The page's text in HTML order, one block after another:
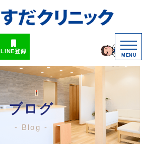
LINE登録
MENU
ブログ
Blog